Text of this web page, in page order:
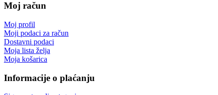
Moj račun
Moj profil
Moji podaci za račun
Dostavni podaci
Moja lista želja
Moja košarica
Informacije o plaćanju